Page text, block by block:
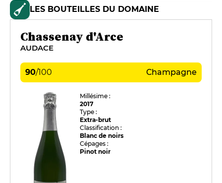
LES BOUTEILLES DU DOMAINE
Chassenay d'Arce
AUDACE
90/100 Champagne
Millésime :
2017
Type :
Extra-brut
Classification :
Blanc de noirs
Cépages :
Pinot noir